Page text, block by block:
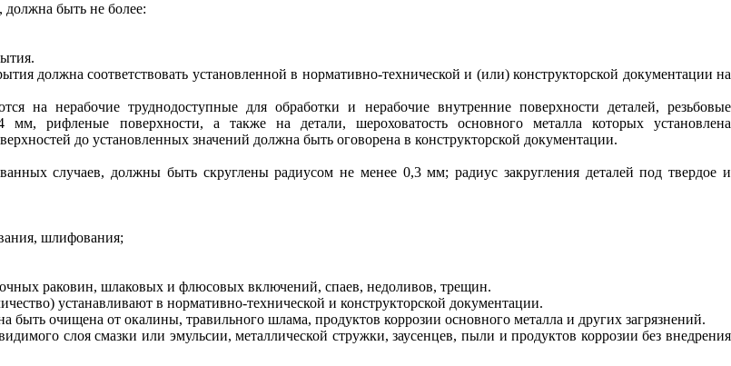
должна быть не более:
должна соответствовать установленной в нормативно-технической и (или) конструкторской документации на
на нерабочие труднодоступные для обработки и нерабочие внутренние поверхности деталей, резьбовые
рифленые поверхности, а также на детали, шероховатость основного металла которых установлена
до установленных значений должна быть оговорена в конструкторской документации.
случаев, должны быть скруглены радиусом не менее 0,3 мм; радиус закругления деталей под твердое и
шлифования;
раковин, шлаковых и флюсовых включений, спаев, недоливов, трещин.
устанавливают в нормативно-технической и конструкторской документации.
быть очищена от окалины, травильного шлама, продуктов коррозии основного металла и других загрязнений.
слоя смазки или эмульсии, металлической стружки, заусенцев, пыли и продуктов коррозии без внедрения